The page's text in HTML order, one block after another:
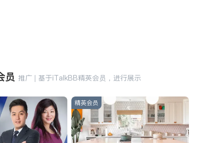
员 推广 | 基于iTalkBB精英会员，进行展示
精英会员